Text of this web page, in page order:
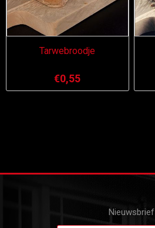
Tarwebroodje
€0,55
Nieuwsbrief